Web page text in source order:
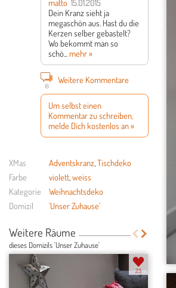
matto 15.01.2015
Dein Kranz sieht ja
megaschön aus. Hast du die
Kerzen selber gebastelt?
Wo bekommt man so
schö...mehr »
18
Weitere Kommentare
Um selbst einen
Kommentar zu schreiben,
melde Dich kostenlos an »
XMas Adventskranz,Tischdeko
Farbe
violett,weiss
Kategorie
Weihnachtsdeko
Domizil
'Unser Zuhause'
Weitere Räume
dieses Domizils 'Unser Zuhause'
23